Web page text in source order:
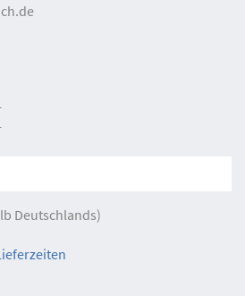
Deutschlands)